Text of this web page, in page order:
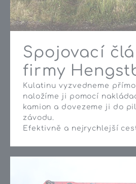
Spojovací
firmy
Kulatinu vyzvedneme
naložíme ji pomocí
kamion a dovezeme ji do
závodu.
Efektivně a nejrychlejší